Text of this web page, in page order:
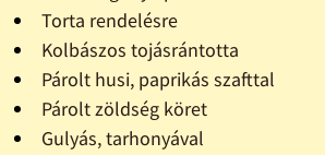
Torta rendelésre
Kolbászos tojásrántotta
Párolt husi, paprikás szafttal
Párolt zöldség köret
Gulyás, tarhonyával